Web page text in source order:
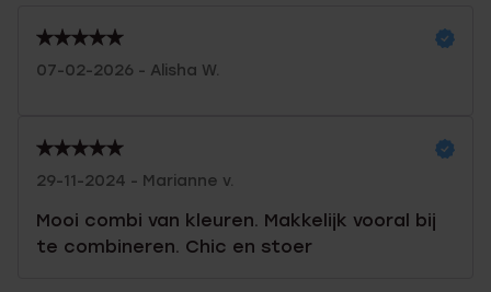
07-02-2026 - Alisha W.
29-11-2024 - Marianne v.
Mooi combi van kleuren. Makkelijk vooral bij
te combineren. Chic en stoer